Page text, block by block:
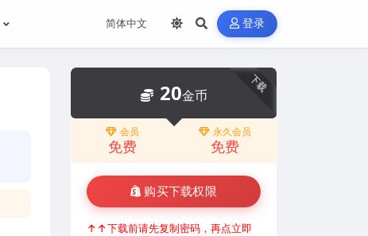
登录
下载
20金币
会员
免费
永久会员
免费
购买下载权限
↑↑下载前请先复制密码，再点立即